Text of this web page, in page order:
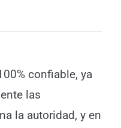
confiable, ya
las
la autoridad, y en